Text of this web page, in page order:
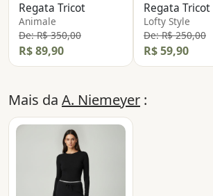
Regata Tricot
Animale
De: R$ 350,00
R$ 89,90
Regata Tricot
Lofty Style
De: R$ 250,00
R$ 59,90
Mais da A. Niemeyer :